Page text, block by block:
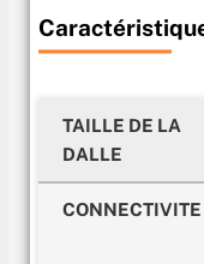
TAILLE DE LA
DALLE
CONNECTIVITE